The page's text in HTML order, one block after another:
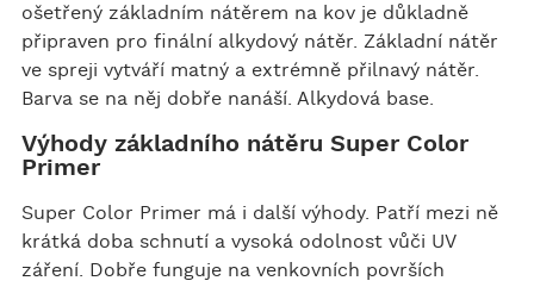
ošetřený základním nátěrem na kov je důkladně
připraven pro finální alkydový nátěr. Základní nátěr
ve spreji vytváří matný a extrémně přilnavý nátěr.
Barva se na něj dobře nanáší. Alkydová base.
Výhody základního nátěru Super Color
Primer
Super Color Primer má i další výhody. Patří mezi ně
krátká doba schnutí a vysoká odolnost vůči UV
záření. Dobře funguje na venkovních površích